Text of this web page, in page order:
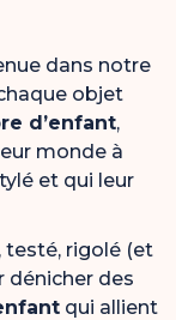
dans notre
objet
d’enfant,
monde à
et qui leur
testé, rigolé (et
dénicher des
qui allient